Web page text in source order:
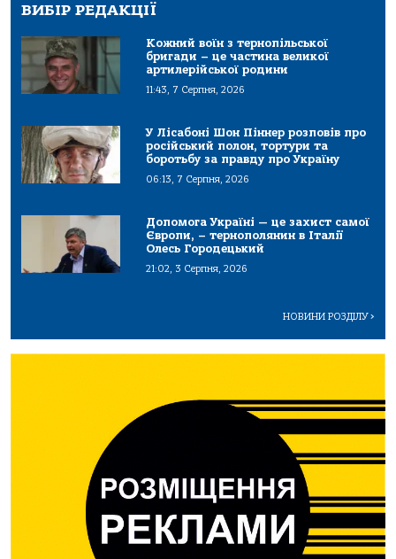
ВИБІР РЕДАКЦІЇ
Кожний воїн з тернопільської
бригади – це частина великої
артилерійської родини
11:43, 7 Серпня, 2026
У Лісабоні Шон Піннер розповів про
російський полон, тортури та
боротьбу за правду про Україну
06:13, 7 Серпня, 2026
Допомога Україні — це захист самої
Європи, – тернополянин в Італії
Олесь Городецький
21:02, 3 Серпня, 2026
НОВИНИ РОЗДІЛУ>